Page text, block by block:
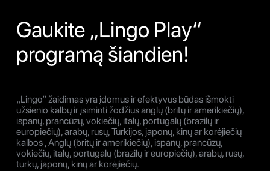
Gaukite „Lingo Play“
programą šiandien!
„Lingo“ žaidimas yra įdomus ir efektyvus būdas išmokti
užsienio kalbų ir įsiminti žodžius anglų (britų ir amerikiečių),
ispanų, prancūzų, vokiečių, italų, portugalų (brazilų ir
europiečių), arabų, rusų, Turkijos, japonų, kinų ar korėjiečių
kalbos , Anglų (britų ir amerikiečių), ispanų, prancūzų,
vokiečių, italų, portugalų (brazilų ir europiečių), arabų, rusų,
turkų, japonų, kinų ar korėjiečių.